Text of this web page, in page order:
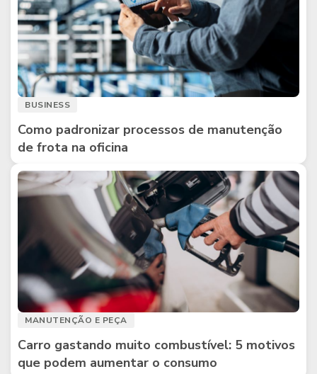
BUSINESS
Como padronizar processos de manutenção
de frota na oficina
MANUTENÇÃO E PEÇA
Carro gastando muito combustível: 5 motivos
que podem aumentar o consumo